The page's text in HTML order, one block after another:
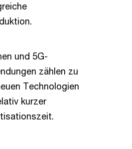
und 5G-
zählen zu
Technologien
kurzer